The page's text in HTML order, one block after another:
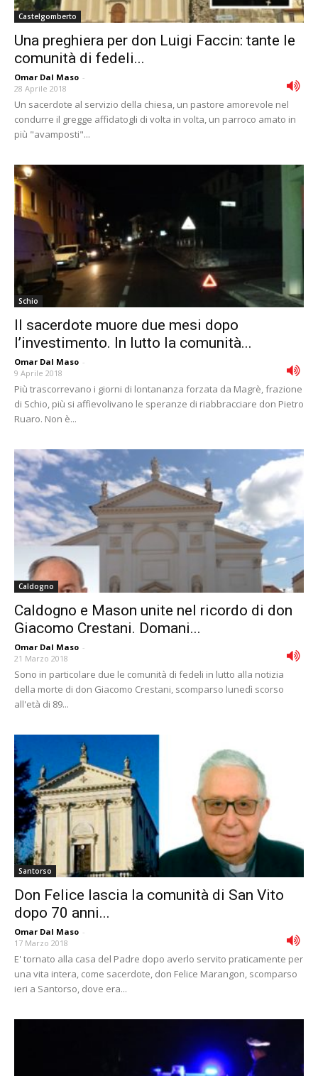
Castelgomberto
Una preghiera per don Luigi Faccin: tante le
comunità di fedeli...
Omar Dal Maso -
28 Aprile 2018
Un sacerdote al servizio della chiesa, un pastore amorevole nel
condurre il gregge affidatogli di volta in volta, un parroco amato in
più "avamposti"...
Schio
Il sacerdote muore due mesi dopo
l’investimento. In lutto la comunità...
Omar Dal Maso -
9 Aprile 2018
Più trascorrevano i giorni di lontananza forzata da Magrè, frazione
di Schio, più si affievolivano le speranze di riabbracciare don Pietro
Ruaro. Non è...
Caldogno
Caldogno e Mason unite nel ricordo di don
Giacomo Crestani. Domani...
Omar Dal Maso -
21 Marzo 2018
Sono in particolare due le comunità di fedeli in lutto alla notizia
della morte di don Giacomo Crestani, scomparso lunedì scorso
all'età di 89...
Santorso
Don Felice lascia la comunità di San Vito
dopo 70 anni...
Omar Dal Maso -
17 Marzo 2018
E' tornato alla casa del Padre dopo averlo servito praticamente per
una vita intera, come sacerdote, don Felice Marangon, scomparso
ieri a Santorso, dove era...